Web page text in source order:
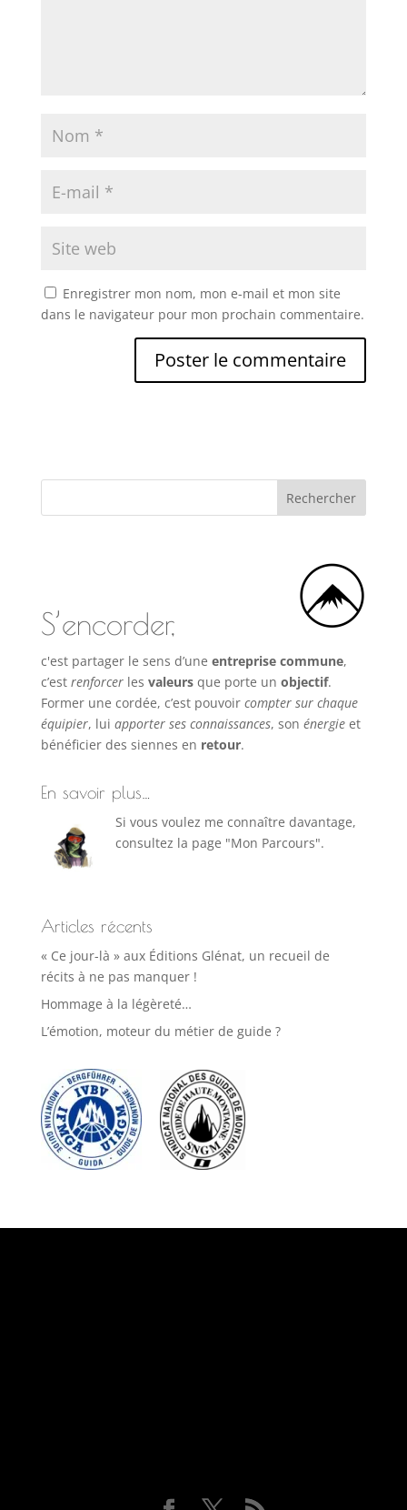
Enregistrer mon nom, mon e-mail et mon site
dans le navigateur pour mon prochain commentaire.
S’encorder,
c'est partager le sens d’une entreprise commune,
c’est renforcerles valeursque porte un objectif.
Former une cordée, c’est pouvoircompter sur chaque
équipier, lui apporter ses connaissances, son énergieet
bénéficier des siennes en retour.
En savoir plus…
Si vous voulez me connaître davantage,
consultez la page "Mon Parcours".
Articles récents
« Ce jour-là » aux Éditions Glénat, un recueil de
récits à ne pas manquer !
Hommage à la légèreté…
L’émotion, moteur du métier de guide ?